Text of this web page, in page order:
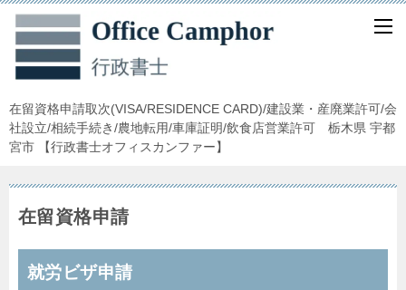
在留資格申請取次(VISA/RESIDENCE CARD)/建設業・産廃業許可/会
社設立/相続手続き/農地転用/車庫証明/飲食店営業許可 栃木県 宇都
宮市 【行政書士オフィスカンファー】
在留資格申請
就労ビザ申請